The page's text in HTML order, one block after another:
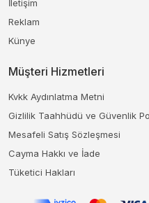
İletişim
Reklam
Künye
Müşteri Hizmetleri
Kvkk Aydınlatma Metni
Gizlilik Taahhüdü ve Güvenlik
Mesafeli Satış Sözleşmesi
Cayma Hakkı ve İade
Tüketici Hakları